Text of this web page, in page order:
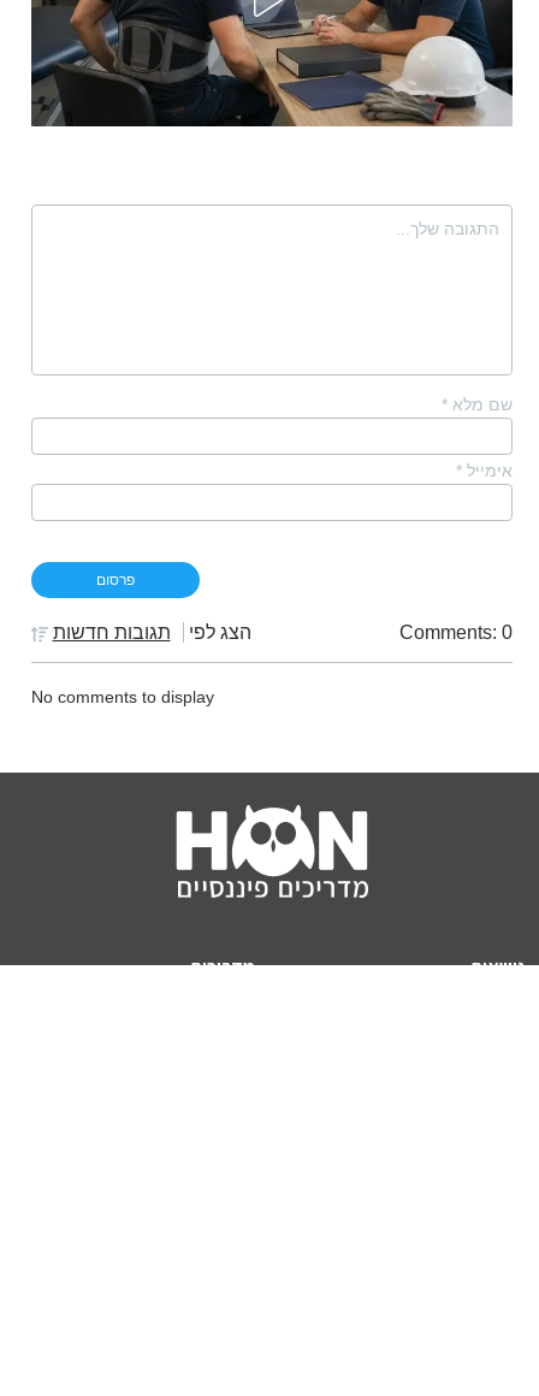
שם מלא *
אימייל *
Comments: 0 הצג לפי תגובות חדשות
No comments to display
נושאים
מדריכים